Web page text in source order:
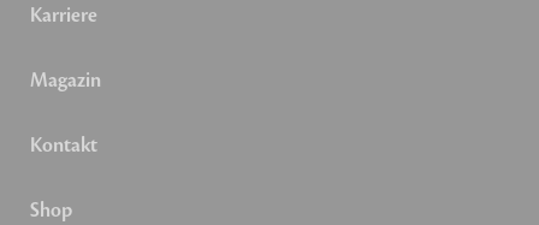
Karriere
Magazin
Kontakt
Shop